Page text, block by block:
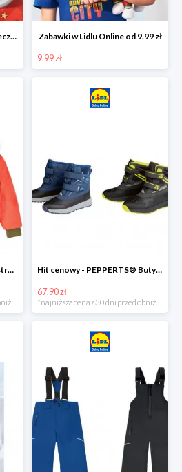
Wyprzedaż artykułów świątecznych w Lidlu Online Zabawki w Lidlu Online od 9.99 zł
9.99 zł
Hit cenowy - LUPILU® Dwustronna kurtka dziecięca z polarem
*najniższa cena z 30 dni przed obniżką
Hit cenowy - PEPPERTS® Buty zimowe chłopięce
67.90 zł
*najniższa cena z 30 dni przed obniżką